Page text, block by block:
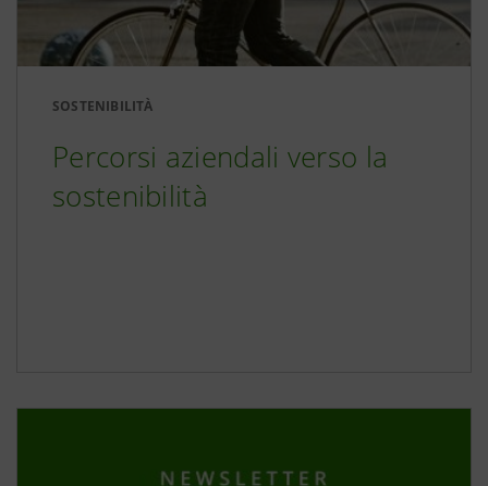
SOSTENIBILITÀ
Percorsi aziendali verso la
sostenibilità